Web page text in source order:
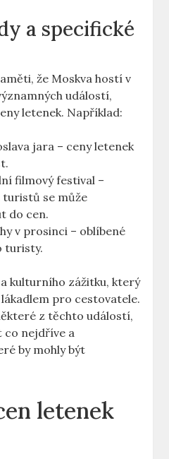
a specifické
že Moskva hostí v
událostí,
letenek. Například:
jara – ceny letenek
filmový festival –
se může
do cen.
v prosinci – oblíbené
turisty.
kulturního zážitku, který
pro cestovatele.
z těchto událostí,
nejdříve a
by mohly být
letenek